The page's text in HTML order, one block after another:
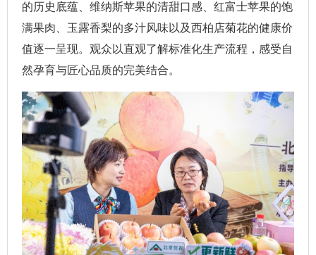
的历史底蕴、维纳斯苹果的清甜口感、红富士苹果的饱
满果肉、玉露香梨的多汁风味以及西柏店菊花的健康价
值逐一呈现。观众以直观了解标准化生产流程，感受自
然孕育与匠心品质的完美结合。